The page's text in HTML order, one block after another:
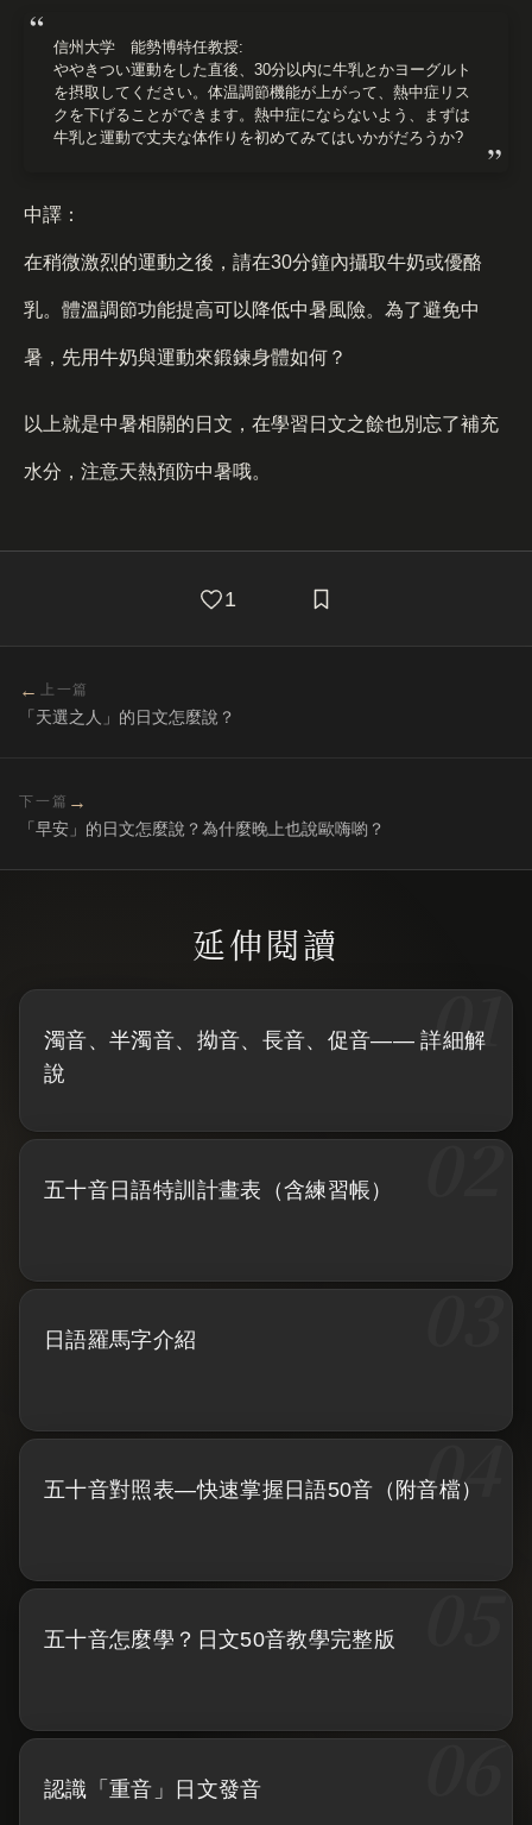
信州大学 能勢博特任教授:
ややきつい運動をした直後、30分以内に牛乳とかヨーグルト
を摂取してください。体温調節機能が上がって、熱中症リス
クを下げることができます。熱中症にならないよう、まずは
牛乳と運動で丈夫な体作りを初めてみてはいかがだろうか?
中譯：
在稍微激烈的運動之後，請在30分鐘內攝取牛奶或優酪
乳。體溫調節功能提高可以降低中暑風險。為了避免中
暑，先用牛奶與運動來鍛鍊身體如何？
以上就是中暑相關的日文，在學習日文之餘也別忘了補充
水分，注意天熱預防中暑哦。
1
← 上一篇
「天選之人」的日文怎麼說？
下一篇 →
「早安」的日文怎麼說？為什麼晚上也說歐嗨喲？
濁音、半濁音、拗音、長音、促音—— 詳細解
說
五十音日語特訓計畫表（含練習帳）
日語羅馬字介紹
五十音對照表—快速掌握日語50音（附音檔）
五十音怎麼學？日文50音教學完整版
認識「重音」日文發音